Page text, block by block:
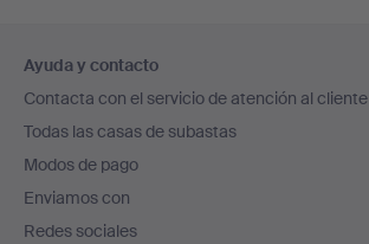
en
el
pie
de
página
Ayuda y contacto
Contacta con el servicio de atención al cliente
Todas las casas de subastas
Modos de pago
Enviamos con
Redes sociales